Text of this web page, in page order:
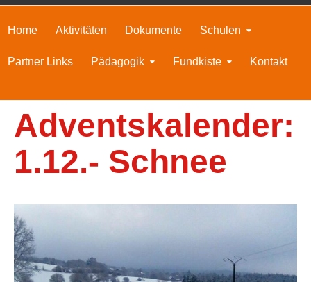
Home Aktivitäten Dokumente Schulen
Partner Links Pädagogik Fundkiste Kontakt
Adventskalender:
1.12.- Schnee